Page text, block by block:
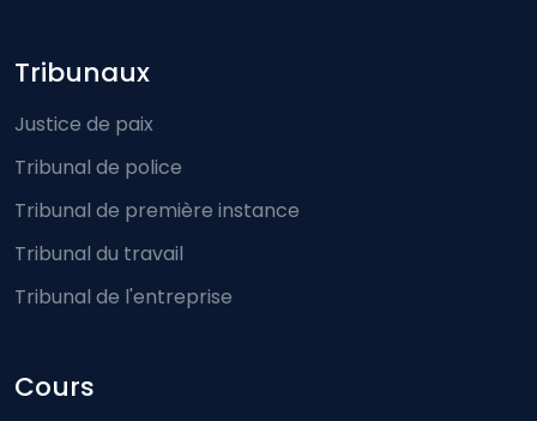
Footer-menu
Tribunaux
Justice de paix
Tribunal de police
Tribunal de première instance
Tribunal du travail
Tribunal de l'entreprise
Cours